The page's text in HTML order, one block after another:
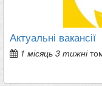
Актуальні вакансії
1 місяць 3 тижні